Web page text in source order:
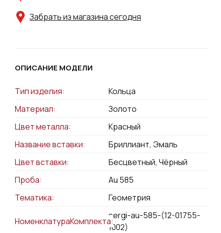
Забрать из магазина сегодня
ОПИСАНИЕ МОДЕЛИ
Тип изделия:
Кольца
Материал:
Золото
Цвет металла:
Красный
Название вставки:
Бриллиант, Эмаль
Цвет вставки:
Бесцветный, Чёрный
Проба:
Au 585
Тематика:
Геометрия
НоменклатураКомплекта:
sergi-au-585-(12-01755-
1002)